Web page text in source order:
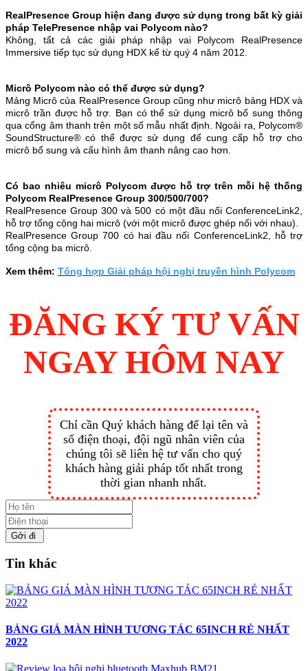
RealPresence Group hiện đang được sử dụng trong bất kỳ giải
pháp TelePresence nhập vai Polycom nào?
Không, tất cả các giải pháp nhập vai Polycom RealPresence
Immersive tiếp tục sử dụng HDX kể từ quý 4 năm 2012.
Micrô Polycom nào có thể được sử dụng?
Mảng Micrô của RealPresence Group cũng như micrô bảng HDX và
micrô trần được hỗ trợ. Bạn có thể sử dụng micrô bổ sung thông
qua cổng âm thanh trên một số mẫu nhất định. Ngoài ra, Polycom®
SoundStructure® có thể được sử dụng để cung cấp hỗ trợ cho
micrô bổ sung và cấu hình âm thanh nâng cao hơn.
Có bao nhiêu micrô Polycom được hỗ trợ trên mỗi hệ thống
Polycom RealPresence Group 300/500/700?
RealPresence Group 300 và 500 có một đầu nối ConferenceLink2,
hỗ trợ tổng cộng hai micrô (với một micrô được ghép nối với nhau).
RealPresence Group 700 có hai đầu nối ConferenceLink2, hỗ trợ
tổng cộng ba micrô.
Xem thêm: Tổng hợp Giải pháp hội nghị truyền hình Polycom
ĐĂNG KÝ TƯ VẤN
NGAY HÔM NAY
Chỉ cần Quý khách hàng để lại tên và
số điện thoại, đội ngũ nhân viên của
chúng tôi sẽ liên hệ tư vấn cho quý
khách hàng giải pháp tốt nhất trong
thời gian nhanh nhất.
Gởi đi
Tin khác
BẢNG GIÁ MÀN HÌNH TƯƠNG TÁC 65INCH RẺ NHẤT
2022